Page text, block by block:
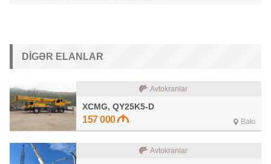
DIGƏR ELANLAR
Avtokranlar
XCMG, QY25K5-D
157 000 Bakı
Avtokranlar